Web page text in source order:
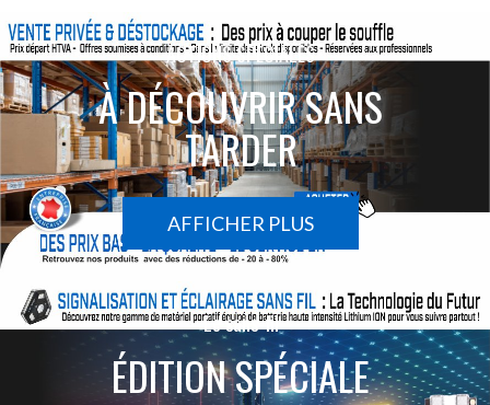
ACTIONS SPÉCIALES
À DÉCOUVRIR SANS
TARDER
AFFICHER PLUS
Le sans-fil
ÉDITION SPÉCIALE